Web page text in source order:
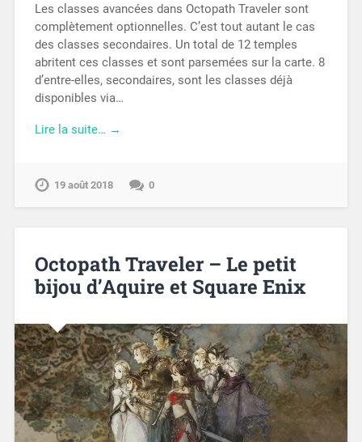
Les classes avancées dans Octopath Traveler sont
complètement optionnelles. C’est tout autant le cas
des classes secondaires. Un total de 12 temples
abritent ces classes et sont parsemées sur la carte. 8
d’entre-elles, secondaires, sont les classes déjà
disponibles via…
Lire la suite… →
19 août 2018 0
Octopath Traveler – Le petit
bijou d’Aquire et Square Enix